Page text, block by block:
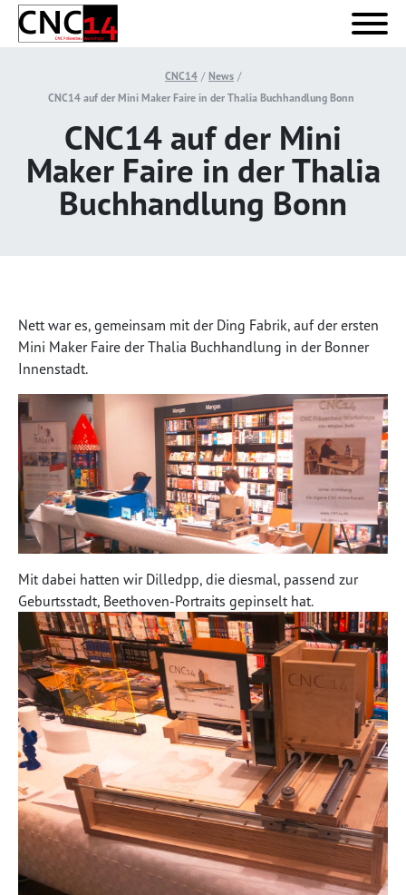
CNC14
News
CNC14 auf der Mini Maker Faire in der Thalia Buchhandlung Bonn
CNC14 auf der Mini
Maker Faire in der Thalia
Buchhandlung Bonn
Nett war es, gemeinsam mit der Ding Fabrik, auf der ersten
Mini Maker Faire der Thalia Buchhandlung in der Bonner
Innenstadt.
Mit dabei hatten wir Dilledpp, die diesmal, passend zur
Geburtsstadt, Beethoven-Portraits gepinselt hat.